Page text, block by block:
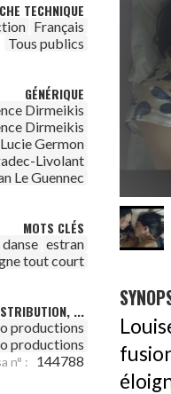
TECHNIQUE
Français
Tous publics
GÉNÉRIQUE
Dirmeikis
Dirmeikis
Lucie Germon
Livolant
Le Guennec
MOTS CLÉS
danse estran
tout court
...
productions
productions
n° : 144788